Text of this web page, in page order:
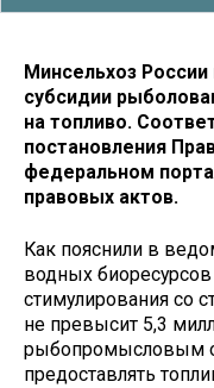
Минсельхоз
субсидии
на топливо.
постановления
федеральном
правовых актов.
Как пояснили в
водных
стимулирования со
не превысит 5,3
рыбопромысловым
предоставлять